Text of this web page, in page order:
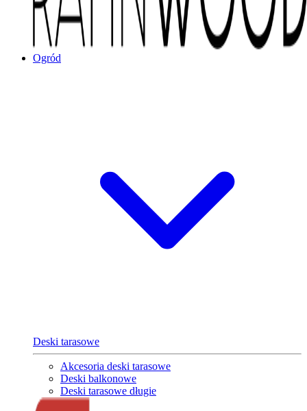
Ogród
Deski tarasowe
Akcesoria deski tarasowe
Deski balkonowe
Deski tarasowe długie